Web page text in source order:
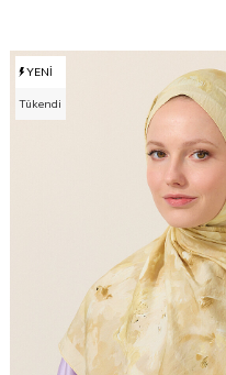
YENI
Tükendi